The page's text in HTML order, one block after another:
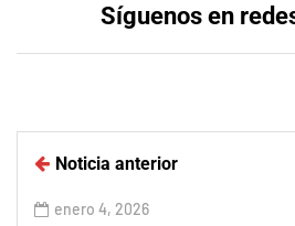
Síguenos en
Noticia anterior
enero 4, 2026